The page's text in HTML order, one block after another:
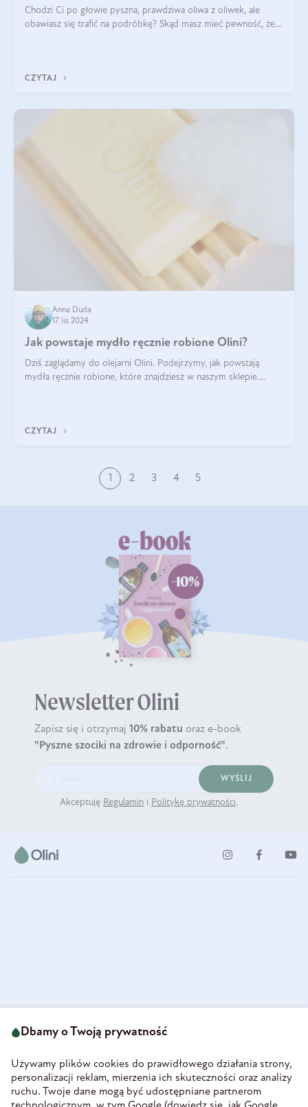
Chodzi Ci po głowie pyszna, prawdziwa oliwa z oliwek, ale
obawiasz się trafić na podróbkę? Skąd masz mieć pewność, że
CZYTAJ
Anna Duda
17 lis 2024
Jak powstaje mydło ręcznie robione Olini?
Dziś zaglądamy do olejarni Olini. Podejrzymy, jak powstają
mydła ręcznie robione, które znajdziesz w naszym sklepie.
CZYTAJ
1 2 3 4 5
Newsletter Olini
Zapisz się i otrzymaj 10% rabatu oraz e-book
"Pyszne szociki na zdrowie i odporność".
WYŚLIJ
Akceptuję Regulamin i Politykę prywatności.
58-160 Świebodzice
REGON 890213034
INFORMACJE
Dbamy o Twoją prywatność
Używamy plików cookies do prawidłowego działania strony,
personalizacji reklam, mierzenia ich skuteczności oraz analizy
ruchu. Twoje dane mogą być udostępniane partnerom